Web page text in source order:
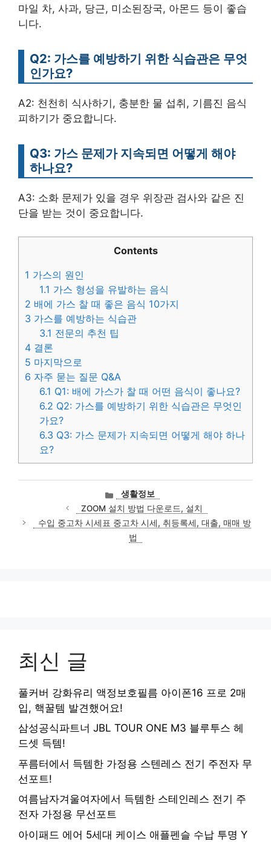
마일 차, 사과, 당근, 미소된장국, 아몬드 등이 좋습
니다.
Q2: 가스를 예방하기 위한 식습관은 무엇
인가요?
A2: 천천히 식사하기, 충분한 물 섭취, 기름진 음식
피하기가 중요합니다.
Q3: 가스 문제가 지속되면 어떻게 해야
하나요?
A3: 소화 문제가 있을 경우 위장관 검사와 같은 진
단을 받는 것이 중요합니다.
Contents
1 가스의 원인
1.1 가스 형성을 유발하는 음식
2 배에 가스 찰 때 좋은 음식 10가지
3 가스를 예방하는 식습관
3.1 전문의 추천 팁
4 결론
5 마지막으로
6 자주 묻는 질문 Q&A
6.1 Q1: 배에 가스가 찰 때 어떤 음식이 좋나요?
6.2 Q2: 가스를 예방하기 위한 식습관은 무엇인
가요?
6.3 Q3: 가스 문제가 지속되면 어떻게 해야 하나
요?
카
테
고
리
생활정보
ZOOM 설치 방법 다운로드, 설치
수입 중고차 시세표 중고차 시세, 취등록세, 대출, 매매 방
법
최신 글
풀커버 강화유리 액정보호필름 아이폰16 프로 2매
입, 핵꿀템 발견했어요!
삼성공식파트너 JBL TOUR ONE M3 블루투스 헤
드셋 득템!
푸름터에서 득템한 가정용 스텐레스 전기 주전자 무
선포트!
여름남자겨울여자에서 득템한 스테인레스 전기 주
전자 가정용 무선포트
아이패드 에어 5세대 케이스 애플펜슬 수납 투명 Y